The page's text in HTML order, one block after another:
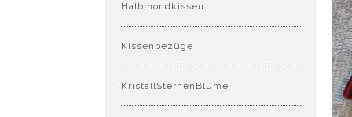
Halbmondkissen
Kissenbezüge
KristallSternenBlume